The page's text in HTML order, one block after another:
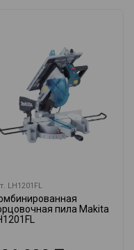
LH1201FL
пила Makita